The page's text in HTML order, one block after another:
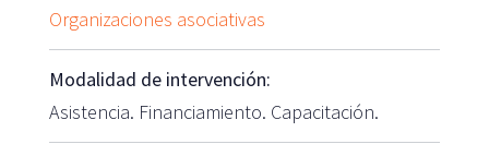
Organizaciones asociativas
Modalidad de intervención:
Asistencia. Financiamiento. Capacitación.